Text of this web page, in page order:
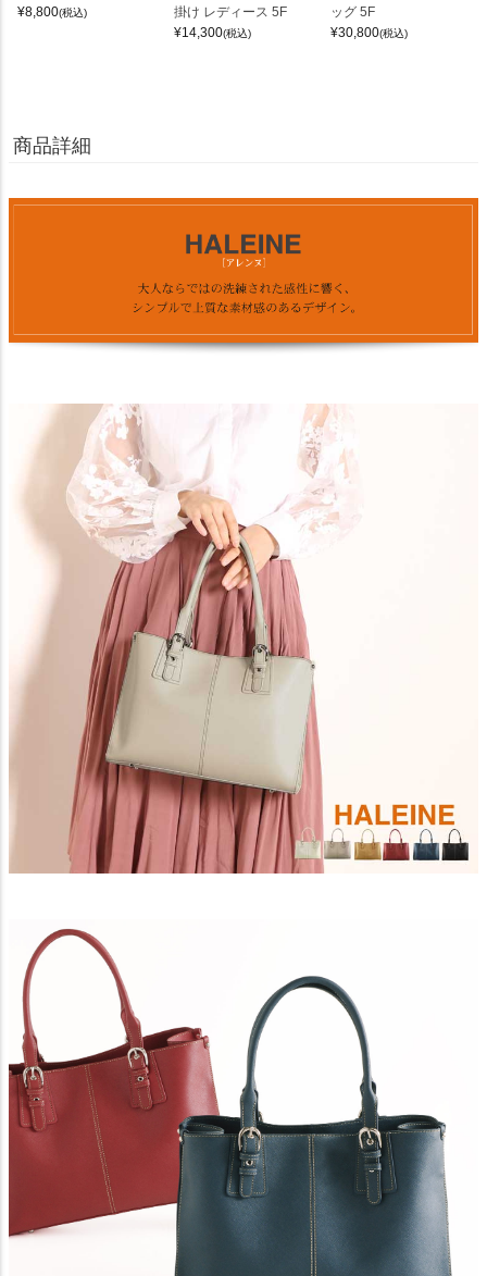
¥8,800(税込)
掛け レディース 5F
¥14,300(税込)
ッグ 5F
¥30,800(税込)
商品詳細